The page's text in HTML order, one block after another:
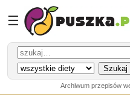
☰
Archiwum przepisów